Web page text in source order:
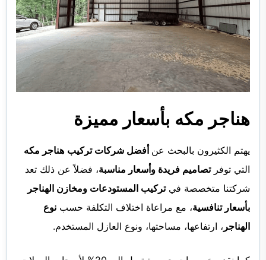
هناجر مكه بأسعار مميزة
يهتم الكثيرون بالبحث عن أفضل شركات تركيب هناجر مكه
التي توفرتصاميم فريدة وأسعار مناسبة، فضلاً عن ذلك تعد
شركتنا متخصصة فيتركيب المستودعات ومخازن الهناجر
بأسعار تنافسية، مع مراعاة اختلاف التكلفة حسب نوع
الهناجر ، ارتفاعها، مساحتها، ونوع العازل المستخدم.